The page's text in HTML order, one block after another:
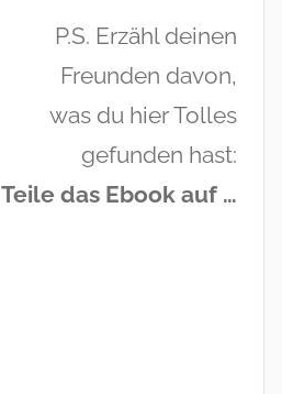
P.S. Erzähl deinen
Freunden davon,
was du hier Tolles
gefunden hast:
Teile das Ebook auf …